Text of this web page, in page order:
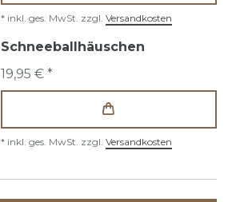
* inkl. ges. MwSt. zzgl. Versandkosten
Schneeballhäuschen
19,95 € *
* inkl. ges. MwSt. zzgl. Versandkosten